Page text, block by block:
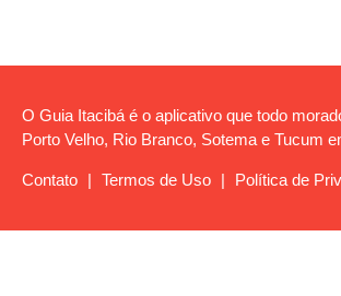
O Guia Itacibá é o aplicativo que todo
Porto Velho, Rio Branco, Sotema e Tucum
Contato | Termos de Uso | Política de